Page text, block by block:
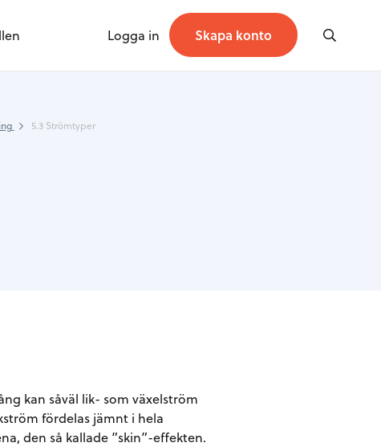
Logga in Skapa konto
5.3 Strömtyper
kan såväl lik- som växelström
fördelas jämnt i hela
den så kallade ”skin”-effekten.